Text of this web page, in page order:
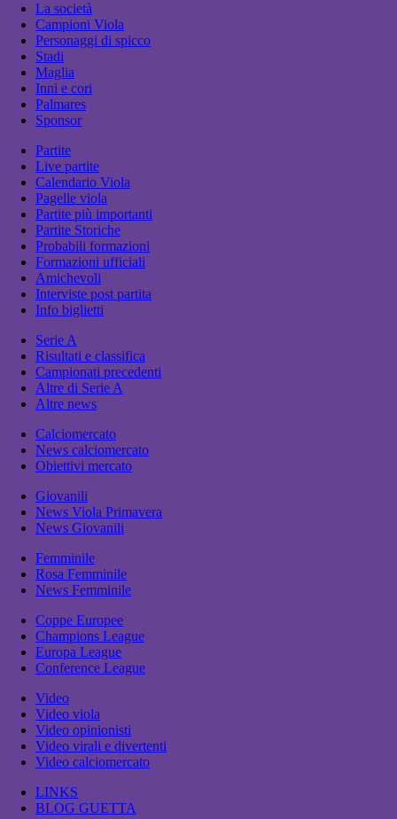
La società
Campioni Viola
Personaggi di spicco
Stadi
Maglia
Inni e cori
Palmares
Sponsor
Partite
Live partite
Calendario Viola
Pagelle viola
Partite più importanti
Partite Storiche
Probabili formazioni
Formazioni ufficiali
Amichevoli
Interviste post partita
Info biglietti
Serie A
Risultati e classifica
Campionati precedenti
Altre di Serie A
Altre news
Calciomercato
News calciomercato
Obiettivi mercato
Giovanili
News Viola Primavera
News Giovanili
Femminile
Rosa Femminile
News Femminile
Coppe Europee
Champions League
Europa League
Conference League
Video
Video viola
Video opinionisti
Video virali e divertenti
Video calciomercato
LINKS
BLOG GUETTA